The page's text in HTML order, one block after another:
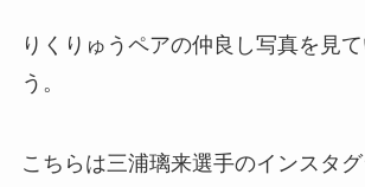
りくりゅうペアの仲良し写真を見
う。
こちらは三浦璃来選手のインスタ